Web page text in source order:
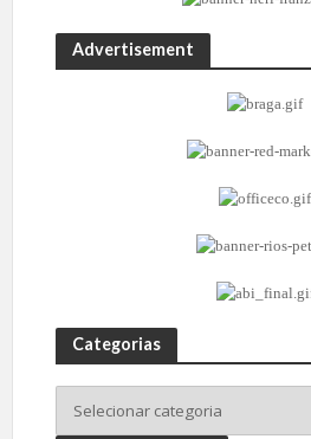
Advertisement
Categorias